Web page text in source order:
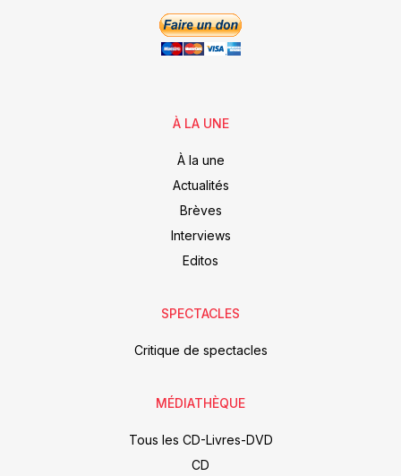
À LA UNE
À la une
Actualités
Brèves
Interviews
Editos
SPECTACLES
Critique de spectacles
MÉDIATHÈQUE
Tous les CD-Livres-DVD
CD